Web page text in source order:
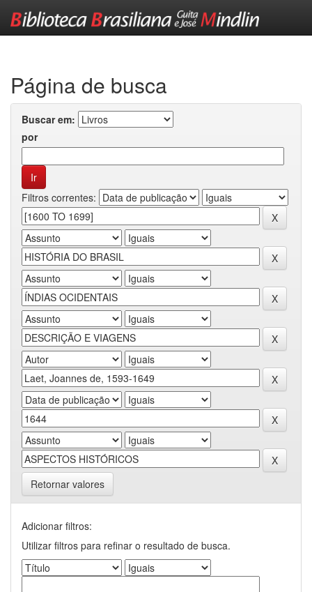
Página de busca
Buscar em:
por
Filtros correntes:
Retornar valores
Adicionar filtros:
Utilizar filtros para refinar o resultado de busca.